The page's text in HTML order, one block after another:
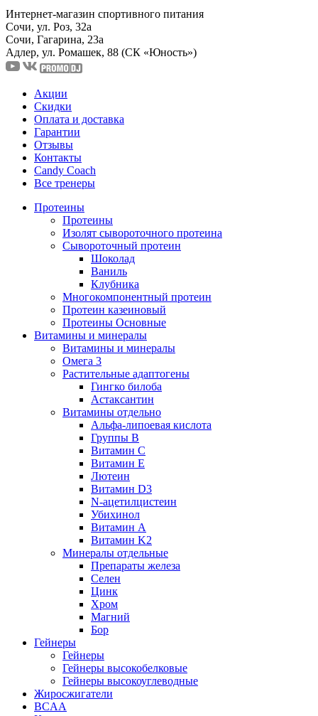
Интернет-магазин спортивного питания
Сочи, ул. Роз, 32а
Сочи, Гагарина, 23а
Адлер, ул. Ромашек, 88 (СК «Юность»)
Акции
Скидки
Оплата и доставка
Гарантии
Отзывы
Контакты
Candy Coach
Все тренеры
Протеины
Протеины
Изолят сывороточного протеина
Сывороточный протеин
Шоколад
Ваниль
Клубника
Многокомпонентный протеин
Протеин казеиновый
Протеины Основные
Витамины и минералы
Витамины и минералы
Омега 3
Растительные адаптогены
Гингко билоба
Астаксантин
Витамины отдельно
Альфа-липоевая кислота
Группы B
Витамин С
Витамин Е
Лютеин
Витамин D3
N-ацетилцистеин
Убихинол
Витамин А
Витамин K2
Минералы отдельные
Препараты железа
Селен
Цинк
Хром
Магний
Бор
Гейнеры
Гейнеры
Гейнеры высокобелковые
Гейнеры высокоуглеводные
Жиросжигатели
BCAA